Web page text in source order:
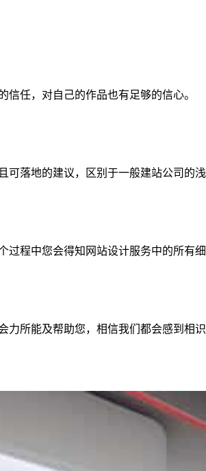
任，对自己的作品也有足够的信心。
可落地的建议，区别于一般建站公司的
过程中您会得知网站设计服务中的所有
力所能及帮助您，相信我们都会感到相